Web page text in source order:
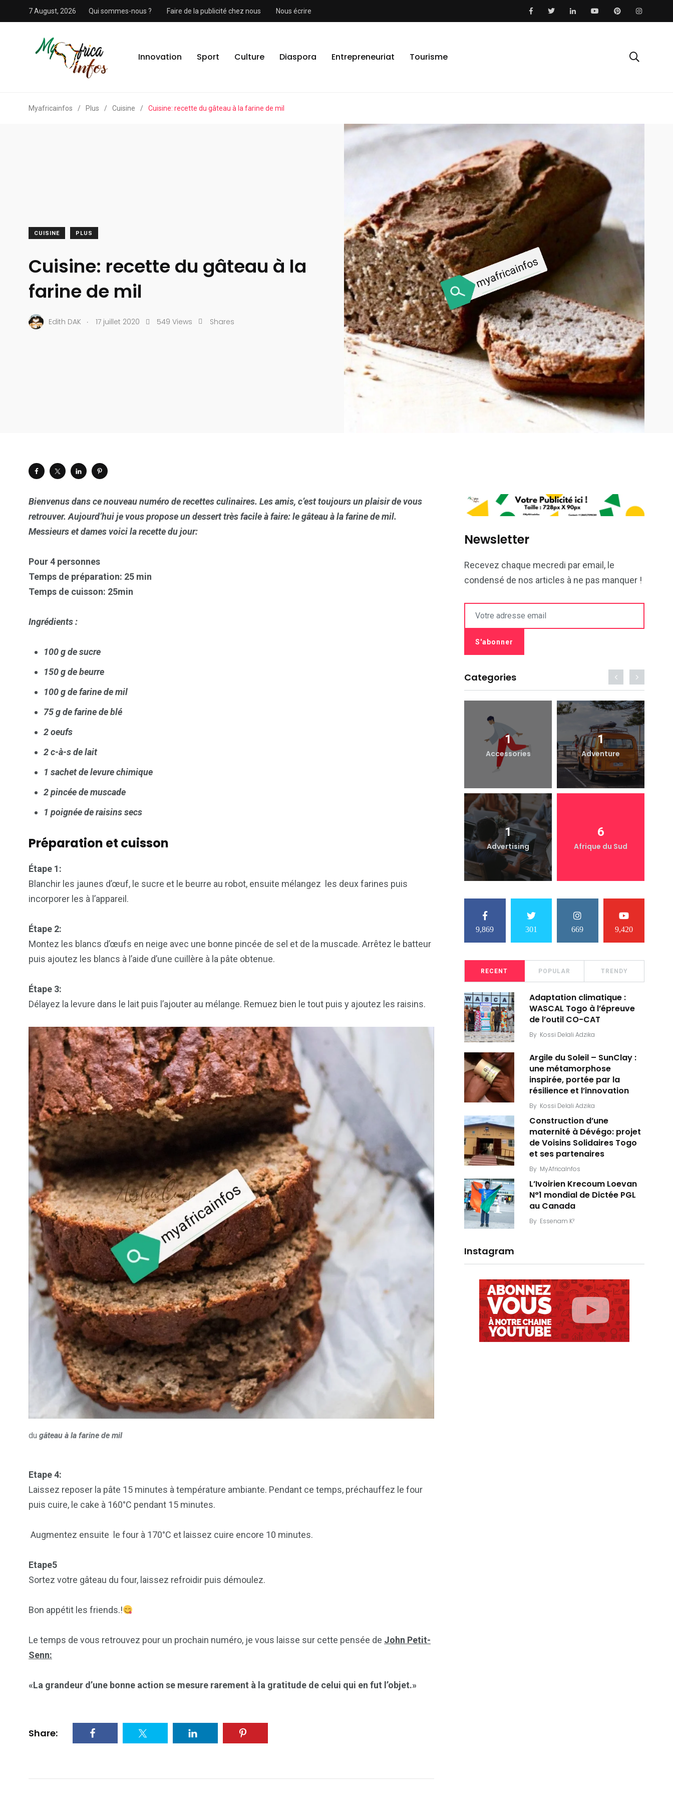
7 August, 2026 Qui sommes-nous ? Faire de la publicité chez nous Nous écrire
Innovation Sport Culture Diaspora Entrepreneuriat Tourisme
Myafricainfos / Plus / Cuisine / Cuisine: recette du gâteau à la farine de mil
CUISINE PLUS
Cuisine: recette du gâteau à la
farine de mil
Edith DAK . 17 juillet 2020 549 Views Shares
Bienvenus dans ce nouveau numéro de recettes culinaires. Les amis, c’est toujours un plaisir de vous
retrouver. Aujourd’hui je vous propose un dessert très facile à faire: le gâteauàla farine de mil.
Messieurs et dames voici la recette du jour:
Pour 4 personnes
Temps de préparation: 25 min
Temps de cuisson: 25min
Ingrédients :
100 g de sucre
150 g de beurre
100 g de farine de mil
75 g de farine de blé
2 oeufs
2 c-à-s de lait
1 sachet de levure chimique
2 pincée de muscade
1 poignée de raisins secs
Préparation et cuisson
Étape 1:
Blanchir les jaunes d’œuf, le sucre et le beurre au robot, ensuite mélangez les deux farines puis
incorporer les à l’appareil.
Étape 2:
Montez les blancs d’œufs en neige avec une bonne pincée de sel et de la muscade. Arrêtez le batteur
puis ajoutez les blancs à l’aide d’une cuillère à la pâte obtenue.
Étape 3:
Délayez la levure dans le lait puis l’ajouter au mélange. Remuez bien le tout puis y ajoutez les raisins.
du gâteau à la farine de mil
Etape 4:
Laissez reposer la pâte 15 minutes à température ambiante. Pendant ce temps, préchauffez le four
puis cuire, le cake à 160°C pendant 15 minutes.
Augmentez ensuite le four à 170°C et laissez cuire encore 10 minutes.
Etape5
Sortez votre gâteau du four, laissez refroidir puis démoulez.
Bon appétit les friends.!
Le temps de vous retrouvez pour un prochain numéro, je vous laisse sur cette pensée de John Petit-
Senn:
«La grandeur d’une bonne action se mesure rarement à la gratitude de celui qui en fut l’objet.»
Share:
Newsletter
Recevez chaque mecredi par email, le
condensé de nos articles à ne pas manquer !
Categories
& astuces
wedding
1
Accessories
1
Adventure
1
Advertising
6
Afrique du Sud
9,869 301 669 9,420
RECENT POPULAR TRENDY
Adaptation climatique :
WASCAL Togo à l’épreuve
de l’outil CO-CAT
By Kossi Delali Adzika
Argile du Soleil – SunClay :
une métamorphose
inspirée, portée par la
résilience et l’innovation
By Kossi Delali Adzika
Construction d’une
maternité à Dévégo: projet
de Voisins Solidaires Togo
et ses partenaires
By MyAfricaInfos
L’Ivoirien Krecoum Loevan
N°1 mondial de Dictée PGL
au Canada
By Essenam K²
Instagram